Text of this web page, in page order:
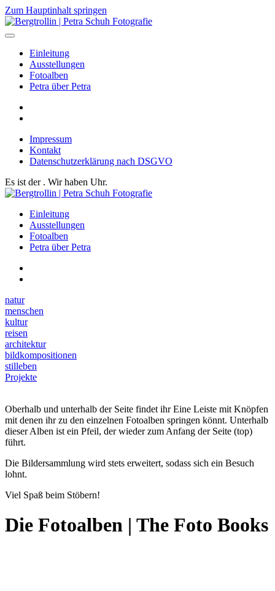
Zum Hauptinhalt springen
Einleitung
Ausstellungen
Fotoalben
Petra über Petra
Impressum
Kontakt
Datenschutzerklärung nach DSGVO
Es ist der . Wir haben Uhr.
Einleitung
Ausstellungen
Fotoalben
Petra über Petra
natur
menschen
kultur
reisen
architektur
bildkompositionen
stilleben
Projekte
Oberhalb und unterhalb der Seite findet ihr Eine Leiste mit Knöpfen
mit denen ihr zu den einzelnen Fotoalben springen könnt. Unterhalb
dieser Alben ist ein Pfeil, der wieder zum Anfang der Seite (top)
führt.
Die Bildersammlung wird stets erweitert, sodass sich ein Besuch
lohnt.
Viel Spaß beim Stöbern!
Die Fotoalben | The Foto Books